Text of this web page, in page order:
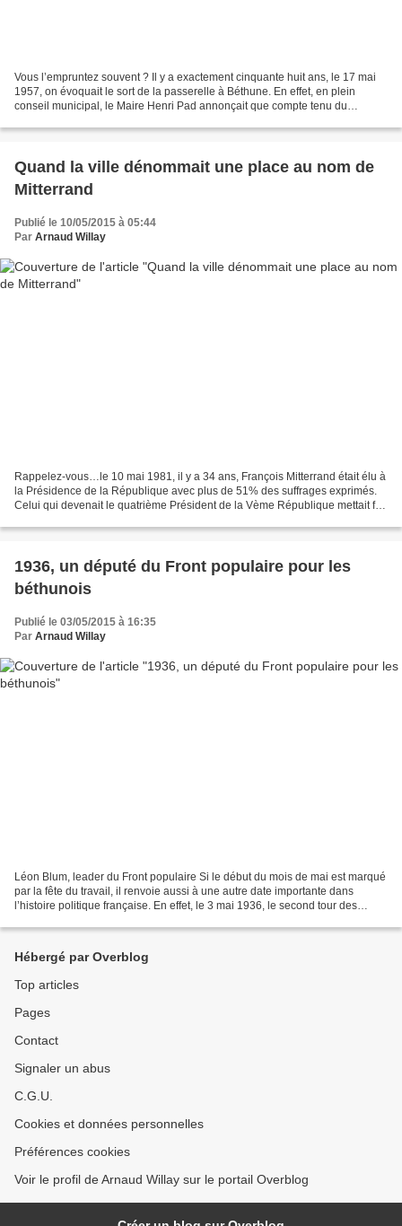
Vous l’empruntez souvent ? Il y a exactement cinquante huit ans, le 17 mai
1957, on évoquait le sort de la passerelle à Béthune. En effet, en plein
conseil municipal, le Maire Henri Pad annonçait que compte tenu du
Quand la ville dénommait une place au nom de
Mitterrand
Publié le 10/05/2015 à 05:44
Par Arnaud Willay
Rappelez-vous…le 10 mai 1981, il y a 34 ans, François Mitterrand était élu à
la Présidence de la République avec plus de 51% des suffrages exprimés.
Celui qui devenait le quatrième Président de la Vème République mettait fin
1936, un député du Front populaire pour les
béthunois
Publié le 03/05/2015 à 16:35
Par Arnaud Willay
Léon Blum, leader du Front populaire Si le début du mois de mai est marqué
par la fête du travail, il renvoie aussi à une autre date importante dans
l’histoire politique française. En effet, le 3 mai 1936, le second tour des
Hébergé par Overblog
Top articles
Pages
Contact
Signaler un abus
C.G.U.
Cookies et données personnelles
Préférences cookies
Voir le profil de Arnaud Willay sur le portail Overblog